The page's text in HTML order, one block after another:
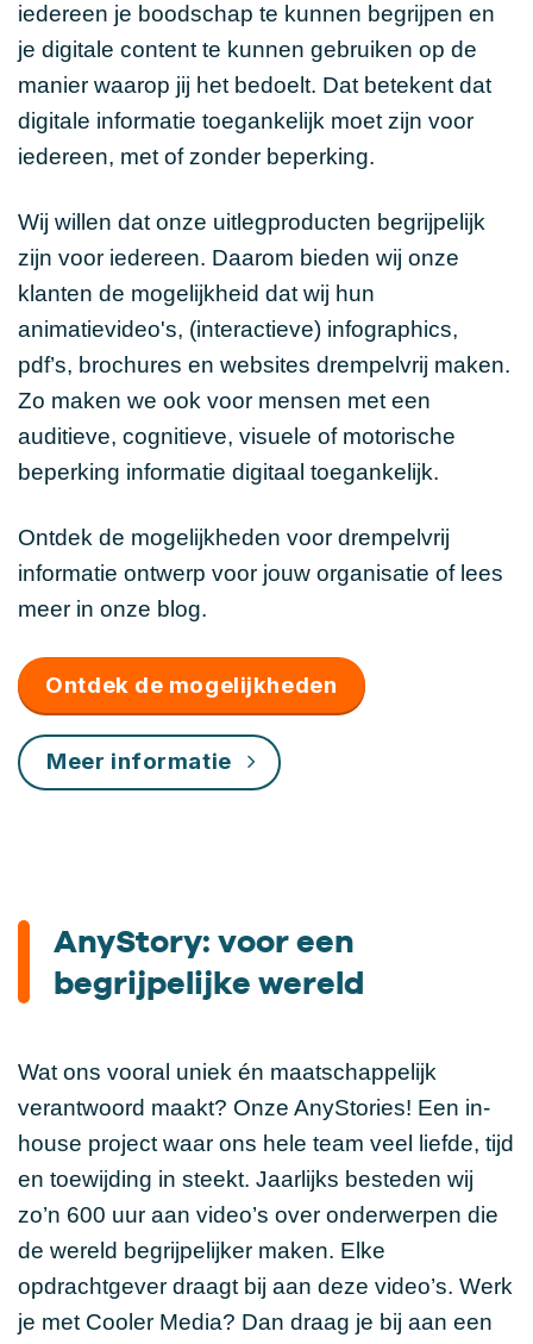
iedereen je boodschap te kunnen begrijpen en
je digitale content te kunnen gebruiken op de
manier waarop jij het bedoelt. Dat betekent dat
digitale informatie toegankelijk moet zijn voor
iedereen, met of zonder beperking.
Wij willen dat onze uitlegproducten begrijpelijk
zijn voor iedereen. Daarom bieden wij onze
klanten de mogelijkheid dat wij hun
animatievideo's, (interactieve) infographics,
pdf’s, brochures en websites drempelvrij maken.
Zo maken we ook voor mensen met een
auditieve, cognitieve, visuele of motorische
beperking informatie digitaal toegankelijk.
Ontdek de mogelijkheden voor drempelvrij
informatie ontwerp voor jouw organisatie of lees
meer in onze blog.
Ontdek de mogelijkheden
Meer informatie
AnyStory: voor een
begrijpelijke wereld
Wat ons vooral uniek én maatschappelijk
verantwoord maakt? Onze AnyStories! Een in-
house project waar ons hele team veel liefde, tijd
en toewijding in steekt. Jaarlijks besteden wij
zo’n 600 uur aan video’s over onderwerpen die
de wereld begrijpelijker maken. Elke
opdrachtgever draagt bij aan deze video’s. Werk
je met Cooler Media? Dan draag je bij aan een